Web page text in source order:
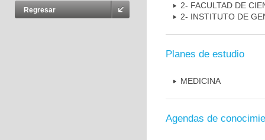
Regresar
2- FACULTAD DE
2- INSTITUTO DE
Planes de estudio
MEDICINA
Agendas de